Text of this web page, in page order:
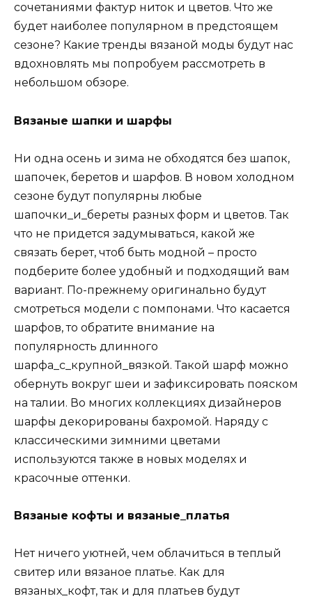
сочетаниями фактур ниток и цветов. Что же
будет наиболее популярном в предстоящем
сезоне? Какие тренды вязаной моды будут нас
вдохновлять мы попробуем рассмотреть в
небольшом обзоре.
Вязаные шапки и шарфы
Ни одна осень и зима не обходятся без шапок,
шапочек, беретов и шарфов. В новом холодном
сезоне будут популярны любые
шапочки_и_береты разных форм и цветов. Так
что не придется задумываться, какой же
связать берет, чтоб быть модной – просто
подберите более удобный и подходящий вам
вариант. По-прежнему оригинально будут
смотреться модели с помпонами. Что касается
шарфов, то обратите внимание на
популярность длинного
шарфа_с_крупной_вязкой. Такой шарф можно
обернуть вокруг шеи и зафиксировать пояском
на талии. Во многих коллекциях дизайнеров
шарфы декорированы бахромой. Наряду с
классическими зимними цветами
используются также в новых моделях и
красочные оттенки.
Вязаные кофты и вязаные_платья
Нет ничего уютней, чем облачиться в теплый
свитер или вязаное платье. Как для
вязаных_кофт, так и для платьев будут